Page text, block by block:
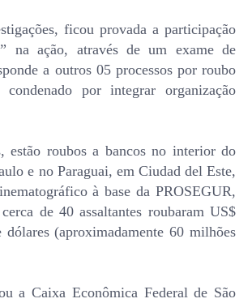
ficou provada a participação
na ação, através de um exame de
a outros 05 processos por roubo
por integrar organização
estão roubos a bancos no interior do
e no Paraguai, em Ciudad del Este,
à base da PROSEGUR,
de 40 assaltantes roubaram US$
dólares (aproximadamente 60 milhões
a Caixa Econômica Federal de São